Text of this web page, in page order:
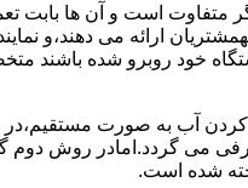
متفاوت است و آن ها بابت
ارائه می دهند،و
خود روبرو شده باشند
آب به صورت مستقیم،در
می گردد.امادر روش دوم
شده است.